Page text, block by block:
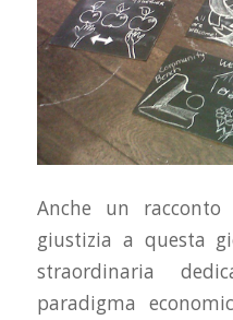
Anche un
giustizia a questa
straordinaria
paradigma